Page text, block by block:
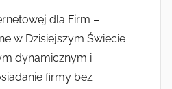
dla Firm –
w Dzisiejszym Świecie
dynamicznym i
firmy bez